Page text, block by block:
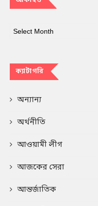
ক্যাটাগরি
অন্যান্য
অর্থনীতি
আওয়ামী লীগ
আজকের সেরা
আন্তর্জাতিক